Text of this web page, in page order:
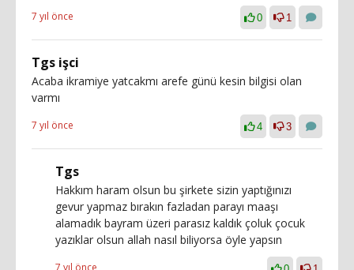
7 yıl önce 0 1
Tgs işci
Acaba ikramiye yatcakmı arefe günü kesin bilgisi olan
varmı
7 yıl önce 4 3
Tgs
Hakkım haram olsun bu şirkete sizin yaptığınızı
gevur yapmaz bırakın fazladan parayı maaşı
alamadık bayram üzeri parasız kaldık çoluk çocuk
yazıklar olsun allah nasıl biliyorsa öyle yapsın
7 yıl önce